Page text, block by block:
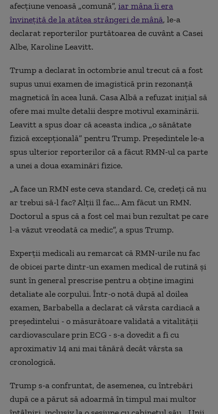
afecţiune venoasă „comună”, iar mâna îi era
învineţită de la atâtea strângeri de mână, le-a
declarat reporterilor purtătoarea de cuvânt a Casei
Albe, Karoline Leavitt.
Trump a declarat în octombrie anul trecut că a fost
supus unui examen de imagistică prin rezonanţă
magnetică în acea lună. Casa Albă a refuzat iniţial să
ofere mai multe detalii despre motivul examinării.
Leavitt a spus doar că aceasta indica „o sănătate
fizică excepţională” pentru Trump. Preşedintele le-a
spus ulterior reporterilor că a făcut RMN-ul ca parte
a unei a doua examinări fizice.
„A face un RMN este ceva standard. Ce, credeţi că nu
ar trebui să-l fac? Alţii îl fac... Am făcut un RMN.
Doctorul a spus că a fost cel mai bun rezultat pe care
l-a văzut vreodată ca medic”, a spus Trump.
Experţii medicali au remarcat că RMN-urile nu fac
de obicei parte dintr-un examen medical de rutină şi
sunt în general prescrise pentru a obţine imagini
detaliate ale corpului. Într-o notă după al doilea
examen, Barbabella a declarat că vârsta cardiacă a
preşedintelui - o măsurătoare validată a vitalităţii
cardiovasculare prin ECG - s-a dovedit a fi cu
aproximativ 14 ani mai tânără decât vârsta sa
cronologică.
Trump s-a confruntat, de asemenea, cu întrebări
după ce a părut să adoarmă în timpul mai multor